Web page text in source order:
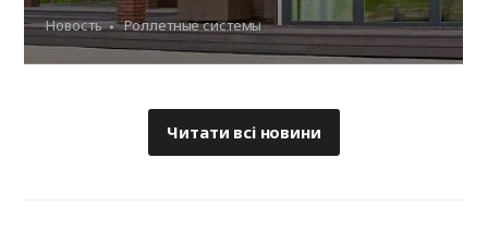
Новость Роллетные системы
Читати всі новини